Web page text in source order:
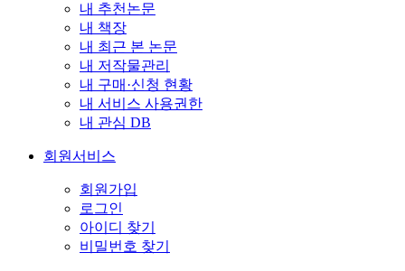
내 추천논문
내 책장
내 최근 본 논문
내 저작물관리
내 구매·신청 현황
내 서비스 사용권한
내 관심 DB
회원서비스
회원가입
로그인
아이디 찾기
비밀번호 찾기